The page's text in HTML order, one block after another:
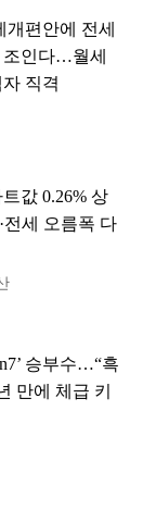
개편안에 전세
조인다…월세
직격
값 0.26% 상
세 오름폭 다
승부수…“흑
만에 체급 키